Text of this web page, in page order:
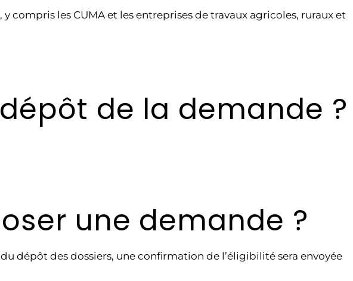
les CUMA et les entreprises de travaux agricoles, ruraux et
de la demande ?
une demande ?
dépôt des dossiers, une confirmation de l’éligibilité sera envoyée